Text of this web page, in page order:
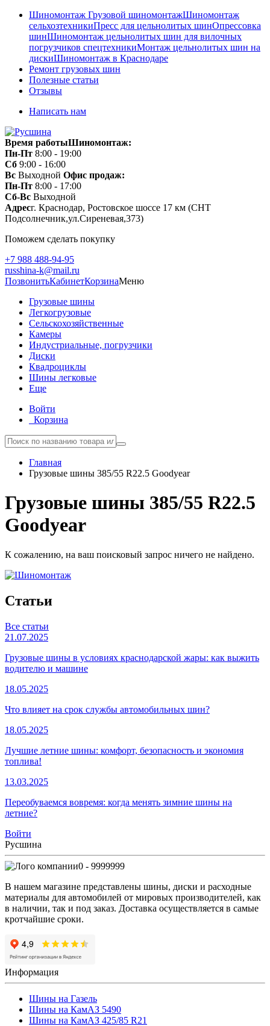
Шиномонтаж Грузовой шиномонтажШиномонтаж
сельхозтехникиПресс для цельнолитых шинОпрессовка
шинШиномонтаж цельнолитых шин для вилочных
погрузчиков спецтехникиМонтаж цельнолитых шин на
дискиШиномонтаж в Краснодаре
Ремонт грузовых шин
Полезные статьи
Отзывы
Написать нам
Время работыШиномонтаж:
Пн-Пт 8:00 - 19:00
Сб 9:00 - 16:00
Вс Выходной Офис продаж:
Пн-Пт 8:00 - 17:00
Сб-Вс Выходной
Адресг. Краснодар, Ростовское шоссе 17 км (СНТ
Подсолнечник,ул.Сиреневая,373)
Поможем сделать покупку
+7 988 488-94-95
russhina-k@mail.ru
ПозвонитьКабинетКорзинаМеню
Грузовые шины
Легкогрузовые
Сельскохозяйственные
Камеры
Индустриальные, погрузчики
Диски
Квадроциклы
Шины легковые
Еще
Войти
Корзина
Главная
Грузовые шины 385/55 R22.5 Goodyear
Грузовые шины 385/55 R22.5
Goodyear
К сожалению, на ваш поисковый запрос ничего не найдено.
Статьи
Все статьи
21.07.2025
Грузовые шины в условиях краснодарской жары: как выжить
водителю и машине
18.05.2025
Что влияет на срок службы автомобильных шин?
18.05.2025
Лучшие летние шины: комфорт, безопасность и экономия
топлива!
13.03.2025
Переобуваемся вовремя: когда менять зимние шины на
летние?
Войти
Русшина
0 - 9999999
В нашем магазине представлены шины, диски и расходные
материалы для автомобилей от мировых производителей, как
в наличии, так и под заказ. Доставка осуществляется в самые
кротчайшие сроки.
Информация
Шины на Газель
Шины на КамАЗ 5490
Шины на КамАЗ 425/85 R21